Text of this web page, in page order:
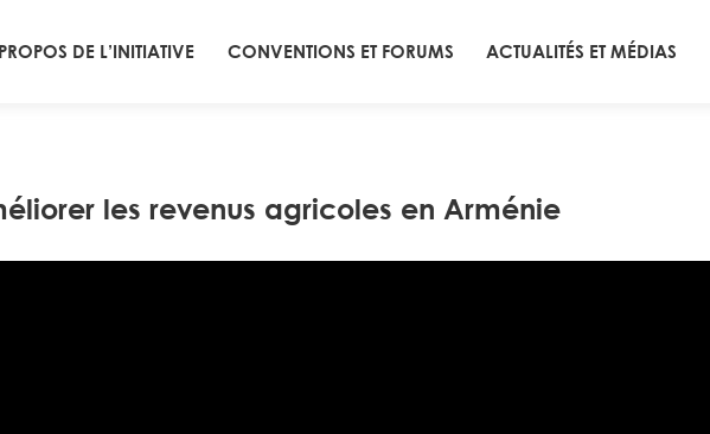
DE L’INITIATIVE CONVENTIONS ET FORUMS ACTUALITÉS ET MÉDIAS
les revenus agricoles en Arménie